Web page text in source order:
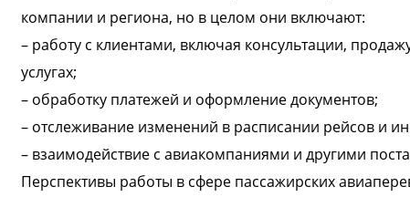
компании и региона, но в целом они включают:
– работу с клиентами, включая консультации,
услугах;
– обработку платежей и оформление документов;
– отслеживание изменений в расписании рейсов и
– взаимодействие с авиакомпаниями и другими
Перспективы работы в сфере пассажирских